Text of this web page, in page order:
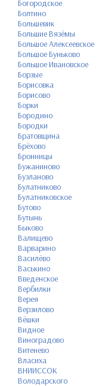
Богородское
Болтино
Большевик
Большие Вязёмы
Большое Алексеевское
Большое Буньково
Большое Ивановское
Борзые
Борисовка
Борисово
Борки
Бородино
Бородки
Братовщина
Брёхово
Бронницы
Бужаниново
Бузланово
Булатниково
Булатниковское
Бутово
Бутынь
Быково
Валищево
Варварино
Василёво
Васькино
Введенское
Вербилки
Верея
Верзилово
Вёшки
Видное
Виноградово
Витенево
Власиха
ВНИИССОК
Володарского